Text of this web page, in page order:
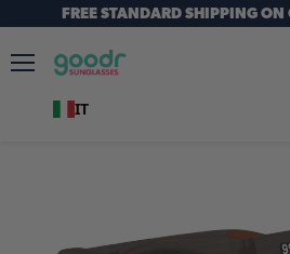
FREE STANDARD SHIPPING
Menu
IT